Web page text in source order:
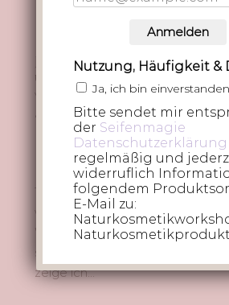
Unsere Seifen wollen wir euch
Jasmins „Glühwein“-Seife
und Weihnachtsduft
JasminJonietz| Dez. 23, 2023
& Hexentopf ,Uncategorized
Kann man Wein in Seife
Ich wollte schon lange einen
Thema Weinseife schreiben,
wieder einmal Thema in meinen
Weihnachtszeit mit leckerem
sich da doch perfekt an! In
zeige ich...
Anmelden
Nutzung, Häufigkeit &
Ja, ich bin
Bitte sendet mir
der Seifenmagie
Datenschutzerklärung
regelmäßig und
widerruflich
folgendem
E-Mail zu: